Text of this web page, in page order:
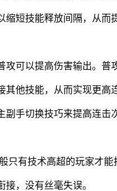
短技能释放间隔，从而
可以提高伤害输出。普
其他技能，从而实现更高
手切换技巧来提高连击
只有技术高超的玩家才
，没有丝毫失误。